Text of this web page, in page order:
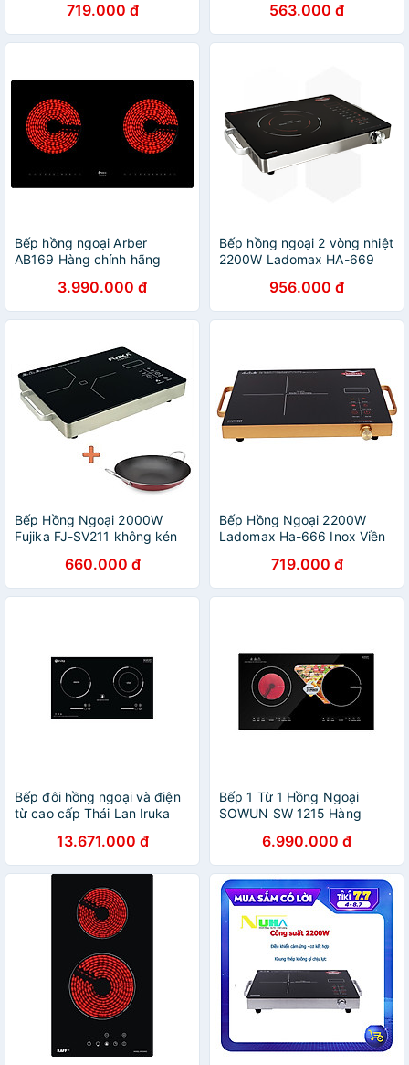
Nồi Chảo Có Thể Nướng
Trực Tiếp Trên Bếp-Hàng
Chính Hãng
719.000 đ
Có Thể Nướng Trực Tiếp
Trên Bếp-Hàng Nhập Khẩu
563.000 đ
Bếp hồng ngoại Arber
AB169 Hàng chính hãng
3.990.000 đ
Bếp hồng ngoại 2 vòng nhiệt
2200W Ladomax HA-669
tại Đức, điều khiển cảm
ứng+cơ - Hàng chính hãng
956.000 đ
Bếp Hồng Ngoại 2000W
Fujika FJ-SV211 không kén
dính sâu lòng-Hàng chính
hãng
660.000 đ
Bếp Hồng Ngoại 2200W
Ladomax Ha-666 Inox Viền
Mọi Loại Nồi Chảo Điều
Khiển Cảm Ứng Và Núm
Xoay Tiện Lợi-Hàng Chính
719.000 đ
Bếp đôi hồng ngoại và điện
từ cao cấp Thái Lan Iruka
13.671.000 đ
Bếp 1 Từ 1 Hồng Ngoại
SOWUN SW 1215 Hàng
6.990.000 đ